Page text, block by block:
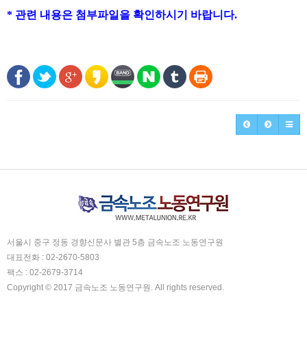
* 관련 내용은 첨부파일을 확인하시기 바랍니다.
서울시 중구 정동 경향신문사 별관 5층 금속노조 노동연구원
대표전화 : 02-2670-5803
팩스 : 02-2679-3714
Copyright © 2017 금속노조 노동연구원. All rights reserved.